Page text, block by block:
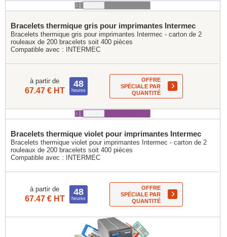
Bracelets thermique gris pour imprimantes Intermec
Bracelets thermique gris pour imprimantes Intermec - carton de 2
rouleaux de 200 bracelets soit 400 pièces
Compatible avec :
INTERMEC
à partir de
67.47 € HT
48
heures
OFFRE
SPÉCIALE PAR
QUANTITÉ
Bracelets thermique violet pour imprimantes Intermec
Bracelets thermique violet pour imprimantes Intermec - carton de 2
rouleaux de 200 bracelets soit 400 pièces
Compatible avec :
INTERMEC
à partir de
67.47 € HT
48
heures
OFFRE
SPÉCIALE PAR
QUANTITÉ